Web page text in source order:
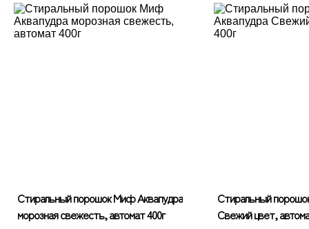
Стиральный порошок Миф Аквапудра
морозная свежесть, автомат 400г
Стиральный
Свежий цвет,